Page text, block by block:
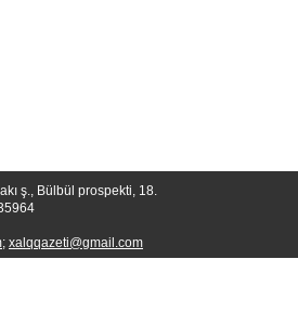
ş., Bülbül prospekti, 18.
; xalqqazeti@gmail.com